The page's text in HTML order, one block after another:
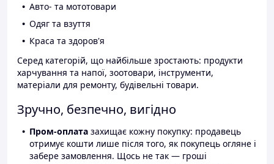
Авто- та мототовари
Одяг та взуття
Краса та здоров'я
Серед категорій, що найбільше зростають: продукти
харчування та напої, зоотовари, інструменти,
матеріали для ремонту, будівельні товари.
Зручно, безпечно, вигідно
Пром-оплата захищає кожну покупку: продавець
отримує кошти лише після того, як покупець огляне і
забере замовлення. Щось не так — гроші